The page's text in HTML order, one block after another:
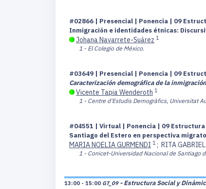
#02866 | Presencial | Ponencia | 09
Inmigración e identidades étnicas:
Johana Navarrete-Suárez 1
1 - El Colegio de México.
#03649 | Presencial | Ponencia | 09
Caracterización demográfica de la
Vicente Tapia Wenderoth 1
1 - Centre d'Estudis Demogràfics, Universitat
#04551 | Virtual | Ponencia | 09
Santiago del Estero en perspectiva
MARIA NOELIA GURMENDI 1 ; RITA
1 - Conicet-Universidad Nacional de Santiago
13:00 - 15:00 GT_09 - Estructura Social y